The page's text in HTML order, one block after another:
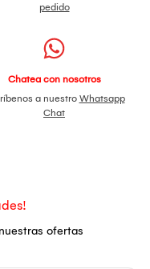
pedido
Chatea con nosotros
a nuestro Whatsapp
Chat
ofertas